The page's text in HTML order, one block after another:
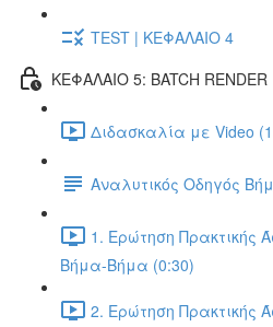
TEST | ΚΕΦΑΛΑΙΟ 4
ΚΕΦΑΛΑΙΟ 5: BATCH RENDER
Διδασκαλία με Video
Αναλυτικός Οδηγός
1. Ερώτηση Πρακτικής
Βήμα-Βήμα (0:30)
2. Ερώτηση Πρακτικής